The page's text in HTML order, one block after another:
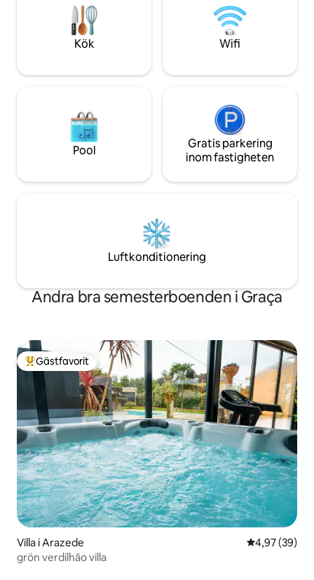
njut av måltider med sjöutsikt och
magiska solnedgångar i trädgården.
Kök Wifi
Pool
Gratis parkering
inom fastigheten
Luftkonditionering
Andra bra semesterboenden i Graça
Populär gästfavorit
Gästfavorit
Villa i Arazede 4,97 av 5 i
4,97 (39)
grön verdilhão villa